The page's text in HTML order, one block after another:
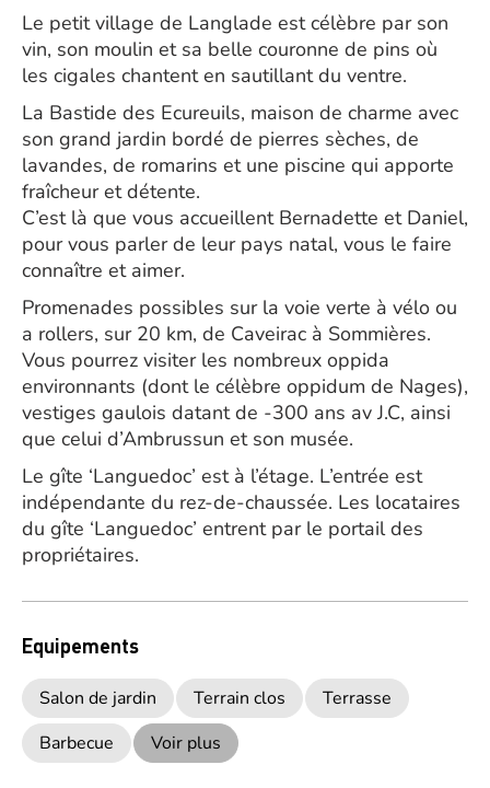
Le petit village de Langlade est célèbre par son
vin, son moulin et sa belle couronne de pins où
les cigales chantent en sautillant du ventre.
La Bastide des Ecureuils, maison de charme avec
son grand jardin bordé de pierres sèches, de
lavandes, de romarins et une piscine qui apporte
fraîcheur et détente.
C’est là que vous accueillent Bernadette et Daniel,
pour vous parler de leur pays natal, vous le faire
connaître et aimer.
Promenades possibles sur la voie verte à vélo ou
a rollers, sur 20 km, de Caveirac à Sommières.
Vous pourrez visiter les nombreux oppida
environnants (dont le célèbre oppidum de Nages),
vestiges gaulois datant de -300 ans av J.C, ainsi
que celui d’Ambrussun et son musée.
Le gîte ‘Languedoc’ est à l’étage. L’entrée est
indépendante du rez-de-chaussée. Les locataires
du gîte ‘Languedoc’ entrent par le portail des
propriétaires.
Equipements
Salon de jardin Terrain clos
Terrasse
Barbecue
Voir plus